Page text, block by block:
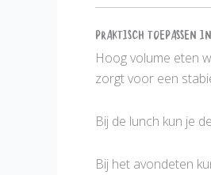
Praktisch toepassen
Hoog volume eten
zorgt voor een
Bij de lunch kun je
Bij het avondeten